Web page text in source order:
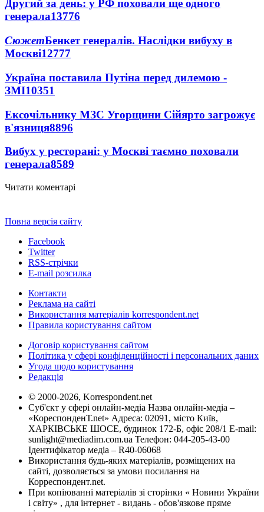
Другий за день: у РФ поховали ще одного
генерала13776
СюжетБенкет генералів. Наслідки вибуху в
Москві12777
Україна поставила Путіна перед дилемою -
ЗМІ10351
Ексочільнику МЗС Угорщини Сійярто загрожує
в'язниця8896
Вибух у ресторані: у Москві таємно поховали
генерала8589
Читати коментарі
Повна версія сайту
Facebook
Twitter
RSS-стрічки
E-mail розсилка
Контакти
Реклама на сайті
Використання матеріалів korrespondent.net
Правила користування сайтом
Договір користування сайтом
Політика у сфері конфіденційності і персональних даних
Угода щодо користування
Редакція
© 2000-2026, Korrespondent.net
Суб'єкт у сфері онлайн-медіа Назва онлайн-медіа –
«КореспонденТ.net» Адреса: 02091, місто Київ,
ХАРКІВСЬКЕ ШОСЕ, будинок 172-Б, офіс 208/1 E-mail:
sunlight@mediadim.com.ua Телефон: 044-205-43-00
Ідентифікатор медіа – R40-06068
Використання будь-яких матеріалів, розміщених на
сайті, дозволяється за умови посилання на
Корреспондент.net.
При копіюванні матеріалів зі сторінки « Новини України
і світу» , для інтернет - видань - обов'язкове пряме